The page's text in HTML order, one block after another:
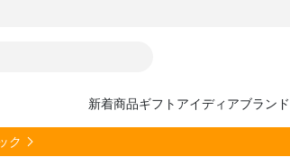
新着商品ギフトアイディアブランド
ク